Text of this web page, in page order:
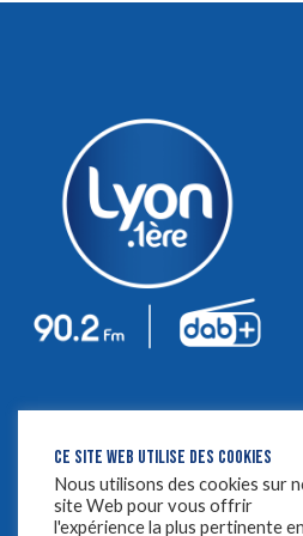
CE SITE WEB UTILISE DES COOKIES
Nous utilisons des cookies sur
site Web pour vous offrir
l'expérience la plus pertinente en